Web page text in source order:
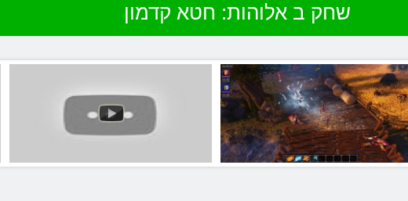
שחק ב אלוהות: חטא קדמון